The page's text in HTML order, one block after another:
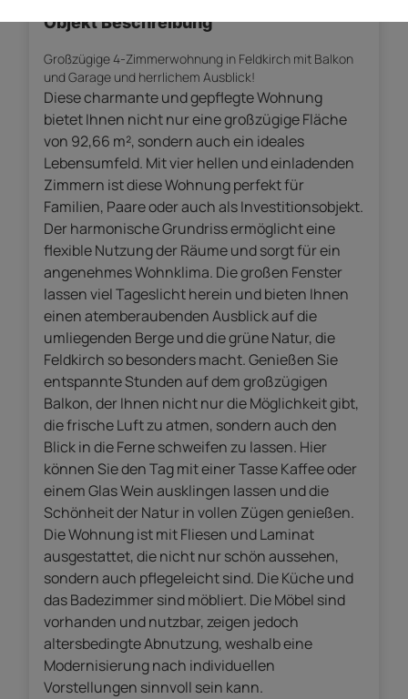
Objekt Beschreibung
Großzügige 4-Zimmerwohnung in Feldkirch mit Balkon
und Garage und herrlichem Ausblick!
Diese charmante und gepflegte Wohnung
bietet Ihnen nicht nur eine großzügige Fläche
von 92,66 m², sondern auch ein ideales
Lebensumfeld. Mit vier hellen und einladenden
Zimmern ist diese Wohnung perfekt für
Familien, Paare oder auch als Investitionsobjekt.
Der harmonische Grundriss ermöglicht eine
flexible Nutzung der Räume und sorgt für ein
angenehmes Wohnklima. Die großen Fenster
lassen viel Tageslicht herein und bieten Ihnen
einen atemberaubenden Ausblick auf die
umliegenden Berge und die grüne Natur, die
Feldkirch so besonders macht. Genießen Sie
entspannte Stunden auf dem großzügigen
Balkon, der Ihnen nicht nur die Möglichkeit gibt,
die frische Luft zu atmen, sondern auch den
Blick in die Ferne schweifen zu lassen. Hier
können Sie den Tag mit einer Tasse Kaffee oder
einem Glas Wein ausklingen lassen und die
Schönheit der Natur in vollen Zügen genießen.
Die Wohnung ist mit Fliesen und Laminat
ausgestattet, die nicht nur schön aussehen,
sondern auch pflegeleicht sind. Die Küche und
das Badezimmer sind möbliert. Die Möbel sind
vorhanden und nutzbar, zeigen jedoch
altersbedingte Abnutzung, weshalb eine
Modernisierung nach individuellen
Vorstellungen sinnvoll sein kann.